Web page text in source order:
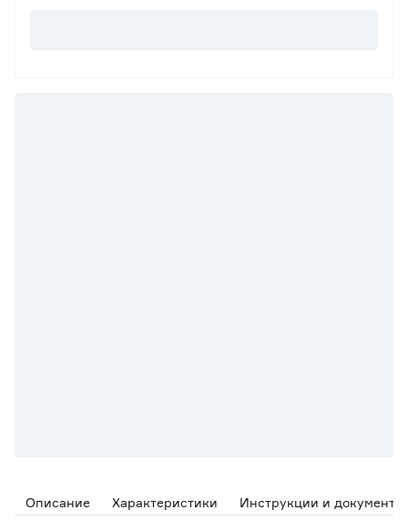
Описание Характеристики Инструкции и документы